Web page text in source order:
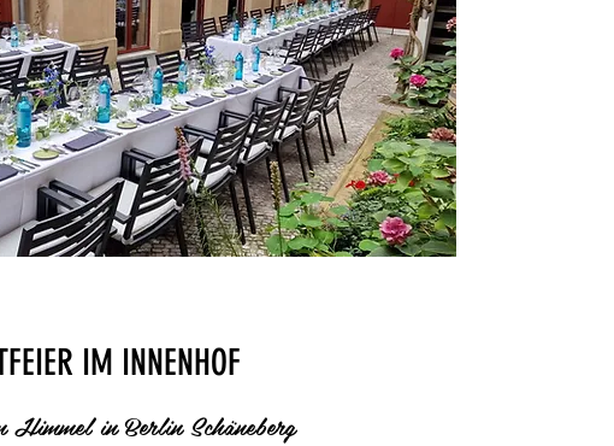
IM INNENHOF
Himmel in Berlin Schäneberg